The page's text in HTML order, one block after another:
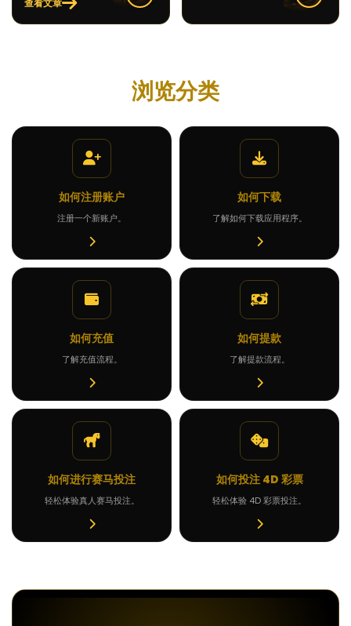
浏览分类
如何注册账户
注册一个新账户。
如何下载
了解如何下载应用程序。
如何充值
了解充值流程。
如何提款
了解提款流程。
如何进行赛马投注
轻松体验真人赛马投注。
如何投注 4D 彩票
轻松体验 4D 彩票投注。